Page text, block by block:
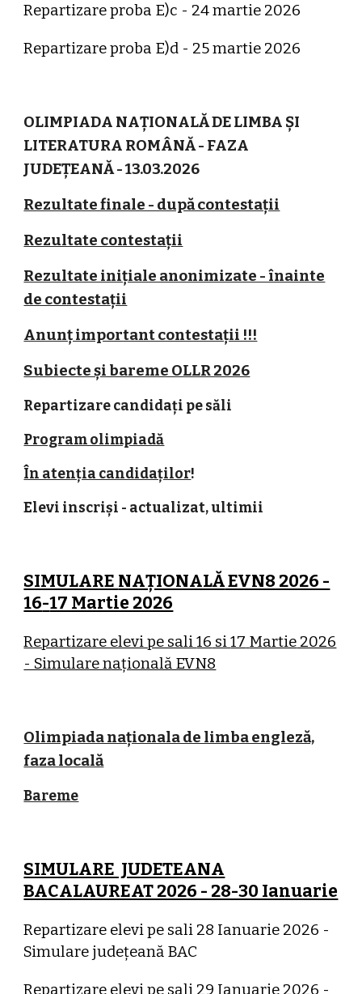
Repartizare proba E)c - 24 martie 2026
Repartizare proba E)d - 25 martie 2026
OLIMPIADA NAȚIONALĂ DE LIMBA ȘI
LITERATURA ROMÂNĂ - FAZA
JUDEȚEANĂ - 13.03.2026
Rezultate finale - după contestații
Rezultate contestații
Rezultate inițiale anonimizate - înainte
de contestații
Anunț important contestații !!!
Subiecte și bareme OLLR 2026
Repartizare candidați pe săli
Program olimpiadă
În atenția candidaților!
Elevi inscriși - actualizat, ultimii
SIMULARE NAȚIONALĂEVN8 2026 -
16-17 Martie 2026
Repartizare elevi pe sali16 si17 Martie 2026
- Simulare națională EVN8
Olimpiada naționala de limba engleză,
faza locală
Bareme
SIMULARE JUDETEANA
BACALAUREAT 2026 - 28-30 Ianuarie
Repartizare elevi pe sali 28 Ianuarie 2026 -
Simulare județeană BAC
Repartizare elevi pe sali 29 Ianuarie 2026 -